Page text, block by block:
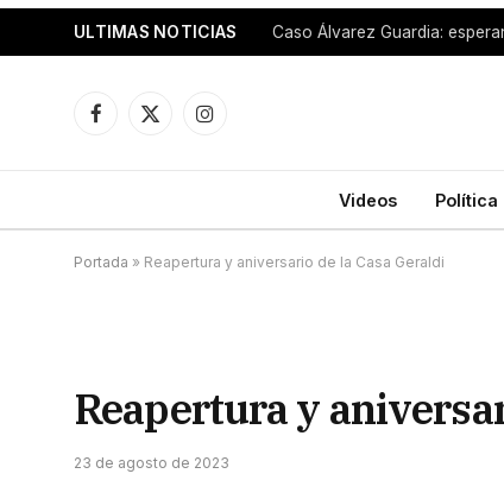
ULTIMAS NOTICIAS
Facebook
X
Instagram
Videos Política
Portada » Reapertura y aniversario de la Casa Geraldi
Reapertura y
23 de agosto de 2023